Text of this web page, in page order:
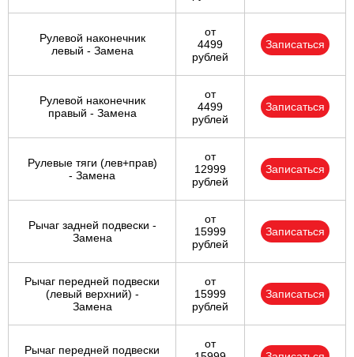
Рулевой наконечник
левый - Замена
от
4499
рублей
Записаться
Рулевой наконечник
правый - Замена
от
4499
рублей
Записаться
Рулевые тяги (лев+прав)
- Замена
от
12999
рублей
Записаться
Рычаг задней подвески -
Замена
от
15999
рублей
Записаться
Рычаг передней подвески
(левый верхний) -
Замена
от
15999
рублей
Записаться
Рычаг передней подвески
от